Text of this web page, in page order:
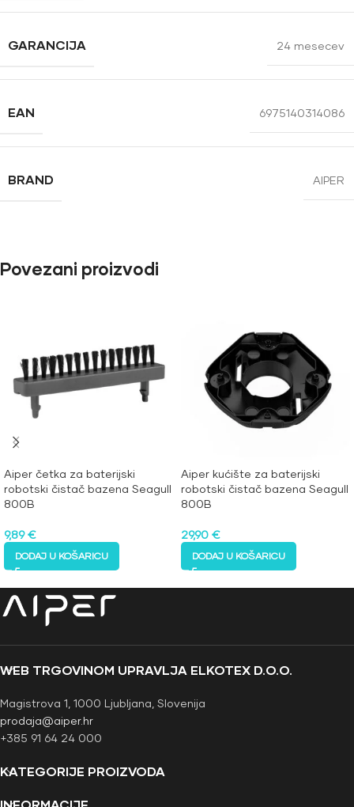
GARANCIJA 24 mesecev
EAN 6975140314086
BRAND AIPER
Povezani proizvodi
Aiper četka za baterijski
robotski čistač bazena Seagull
800B
9,89€
DODAJ U KOŠARICU
Aiper kućište za baterijski
robotski čistač bazena Seagull
800B
29,90 €
DODAJ U KOŠARICU
WEB TRGOVINOM UPRAVLJA ELKOTEX D.O.O.
Magistrova 1, 1000 Ljubljana, Slovenija
prodaja@aiper.hr
+385 91 64 24 000
KATEGORIJE PROIZVODA